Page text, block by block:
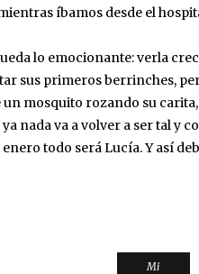
íbamos desde el
lo emocionante: verla
sus primeros berrinches,
mosquito rozando su
nada va a volver a ser tal y
todo será Lucía. Y así
Mi